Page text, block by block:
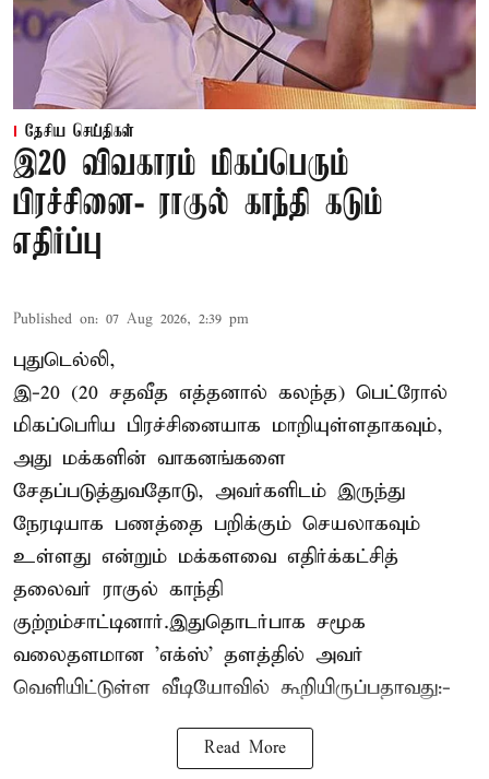
தேசிய செய்திகள்
இ20 விவகாரம் மிகப்பெரும்
பிரச்சினை- ராகுல் காந்தி கடும்
எதிர்ப்பு
Published on: 07 Aug 2026, 2:39 pm
புதுடெல்லி,
இ-20 (20 சதவீத எத்தனால் கலந்த) பெட்ரோல்
மிகப்பெரிய பிரச்சினையாக மாறியுள்ளதாகவும்,
அது மக்களின் வாகனங்களை
சேதப்படுத்துவதோடு, அவர்களிடம் இருந்து
நேரடியாக பணத்தை பறிக்கும் செயலாகவும்
உள்ளது என்றும் மக்களவை எதிர்க்கட்சித்
தலைவர் ராகுல் காந்தி
குற்றம்சாட்டினார்.இதுதொடர்பாக சமூக
வலைதளமான 'எக்ஸ்' தளத்தில் அவர்
வெளியிட்டுள்ள வீடியோவில் கூறியிருப்பதாவது:-
Read More